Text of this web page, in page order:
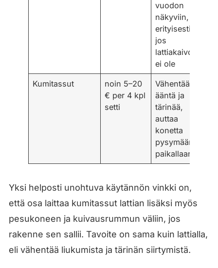
vuodon
näkyviin,
erityisesti
jos
lattiakaivoa
ei ole
Kumitassut
noin 5–20
€ per 4 kpl
setti
Vähentää
ääntä ja
tärinää,
auttaa
konetta
pysymään
paikallaan
Yksi helposti unohtuva käytännön vinkki on,
että osa laittaa kumitassut lattian lisäksi myös
pesukoneen ja kuivausrummun väliin, jos
rakenne sen sallii. Tavoite on sama kuin lattialla,
eli vähentää liukumista ja tärinän siirtymistä.